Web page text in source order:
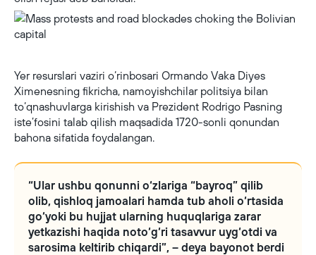
Yer resurslari vaziri o‘rinbosari Ormando Vaka Diyes
Ximenesning fikricha, namoyishchilar politsiya bilan
to‘qnashuvlarga kirishish va Prezident Rodrigo Pasning
iste’fosini talab qilish maqsadida 1720-sonli qonundan
bahona sifatida foydalangan.
“Ular ushbu qonunni o‘zlariga “bayroq” qilib
olib, qishloq jamoalari hamda tub aholi o‘rtasida
go‘yoki bu hujjat ularning huquqlariga zarar
yetkazishi haqida noto‘g‘ri tasavvur uyg‘otdi va
sarosima keltirib chiqardi”, – deya bayonot berdi